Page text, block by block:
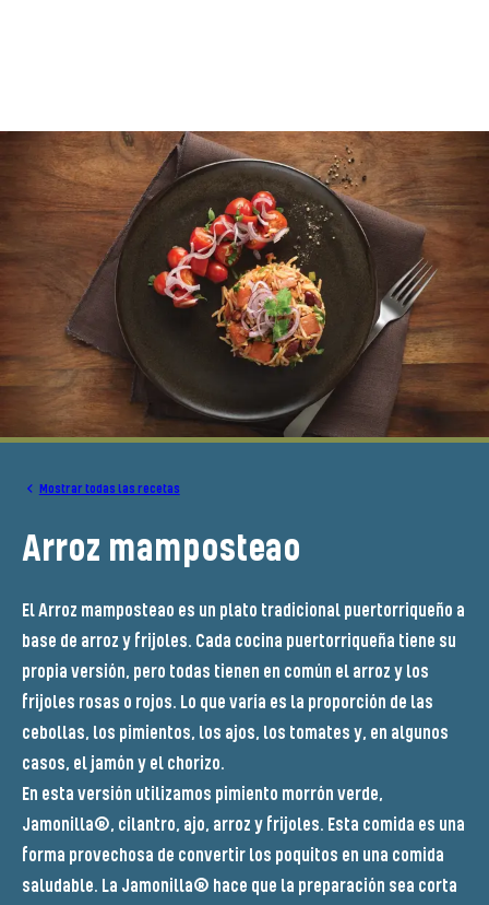
Mostrar todas las recetas
Arroz mamposteao
El Arroz mamposteao es un plato tradicional puertorriqueño a
base de arroz y frijoles. Cada cocina puertorriqueña tiene su
propia versión, pero todas tienen en común el arroz y los
frijoles rosas o rojos. Lo que varía es la proporción de las
cebollas, los pimientos, los ajos, los tomates y, en algunos
casos, el jamón y el chorizo.
En esta versión utilizamos pimiento morrón verde,
Jamonilla®, cilantro, ajo, arroz y frijoles. Esta comida es una
forma provechosa de convertir los poquitos en una comida
saludable. La Jamonilla® hace que la preparación sea corta